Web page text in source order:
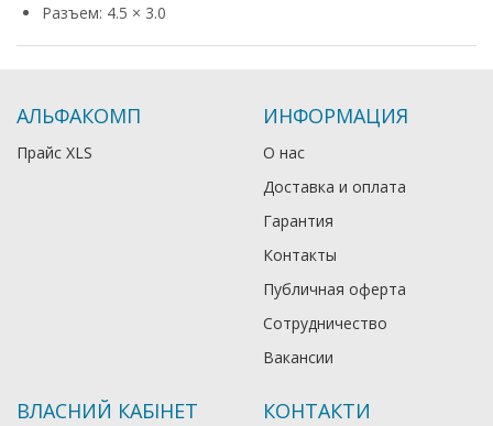
Разъем: 4.5 × 3.0
АЛЬФАКОМП
Прайс XLS
ИНФОРМАЦИЯ
О нас
Доставка и оплата
Гарантия
Контакты
Публичная оферта
Сотрудничество
Вакансии
ВЛАСНИЙ КАБІНЕТ КОНТАКТИ